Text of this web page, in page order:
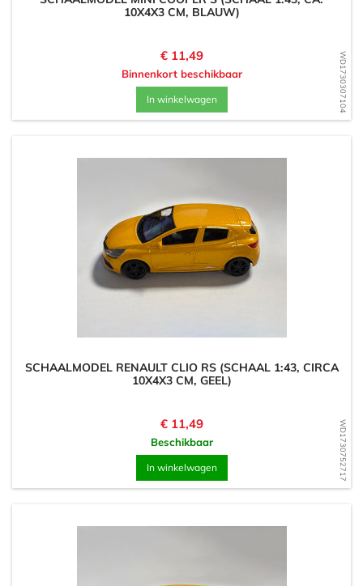
WD1730307104
10X4X3 CM, BLAUW)
Prijs
€ 11,49
Binnenkort beschikbaar
In winkelwagen
WD1730752717
SCHAALMODEL RENAULT CLIO RS (SCHAAL 1:43, CIRCA
10X4X3 CM, GEEL)
Prijs
€ 11,49
Beschikbaar
In winkelwagen